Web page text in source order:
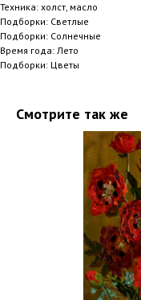
Техника: холст, масло
Подборки: Светлые
Подборки: Солнечные
Время года: Лето
Подборки: Цветы
Смотрите так же